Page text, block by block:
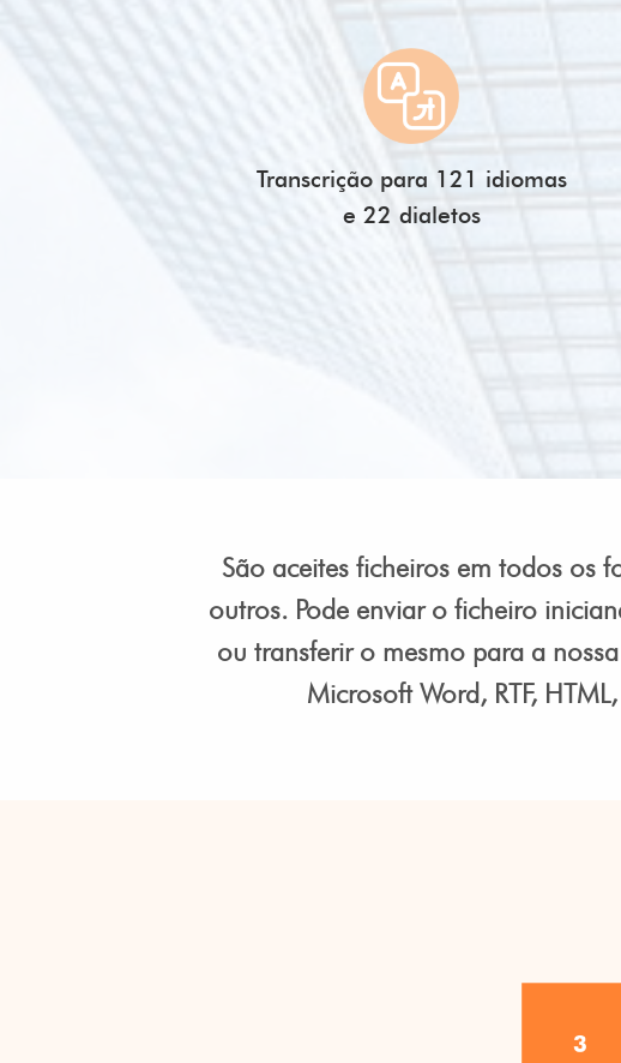
Transcrição para 121 idiomas
e 22 dialetos
São aceites ficheiros em todos os
outros. Pode enviar o ficheiro
ou transferir o mesmo para a
Microsoft Word, RTF,